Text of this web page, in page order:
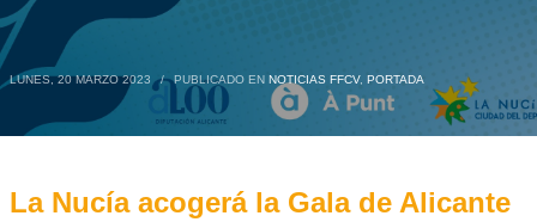
LUNES, 20 MARZO 2023 / PUBLICADO EN NOTICIAS FFCV, PORTADA
La Nucía acogerá la Gala de Alicante